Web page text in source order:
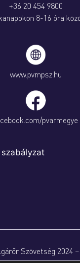
+36 20 454 9800
8-16 óra
www.pvmpsz.hu
pvarmegye
Szövetség 2024